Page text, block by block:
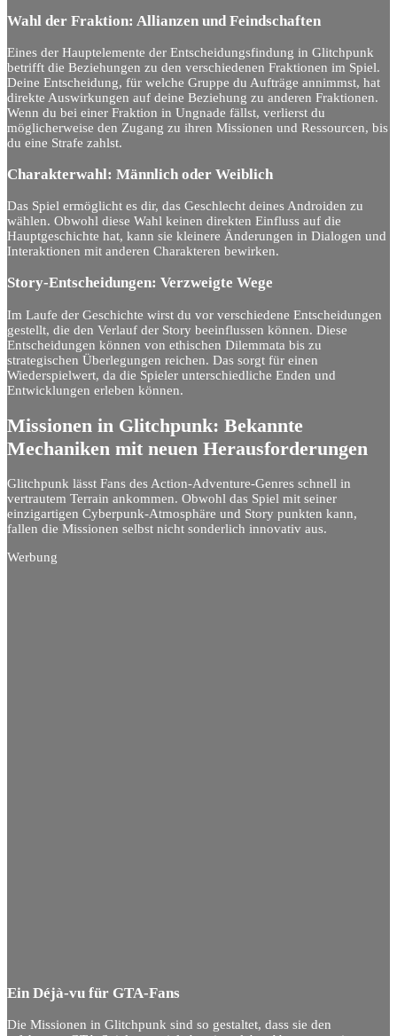
Wahl der Fraktion: Allianzen und Feindschaften
Eines der Hauptelemente der Entscheidungsfindung in Glitchpunk
betrifft die Beziehungen zu den verschiedenen Fraktionen im Spiel.
Deine Entscheidung, für welche Gruppe du Aufträge annimmst, hat
direkte Auswirkungen auf deine Beziehung zu anderen Fraktionen.
Wenn du bei einer Fraktion in Ungnade fällst, verlierst du
möglicherweise den Zugang zu ihren Missionen und Ressourcen, bis
du eine Strafe zahlst.
Charakterwahl: Männlich oder Weiblich
Das Spiel ermöglicht es dir, das Geschlecht deines Androiden zu
wählen. Obwohl diese Wahl keinen direkten Einfluss auf die
Hauptgeschichte hat, kann sie kleinere Änderungen in Dialogen und
Interaktionen mit anderen Charakteren bewirken.
Story-Entscheidungen: Verzweigte Wege
Im Laufe der Geschichte wirst du vor verschiedene Entscheidungen
gestellt, die den Verlauf der Story beeinflussen können. Diese
Entscheidungen können von ethischen Dilemmata bis zu
strategischen Überlegungen reichen. Das sorgt für einen
Wiederspielwert, da die Spieler unterschiedliche Enden und
Entwicklungen erleben können.
Missionen in Glitchpunk: Bekannte
Mechaniken mit neuen Herausforderungen
Glitchpunk lässt Fans des Action-Adventure-Genres schnell in
vertrautem Terrain ankommen. Obwohl das Spiel mit seiner
einzigartigen Cyberpunk-Atmosphäre und Story punkten kann,
fallen die Missionen selbst nicht sonderlich innovativ aus.
Werbung
Ein Déjà-vu für GTA-Fans
Die Missionen in Glitchpunk sind so gestaltet, dass sie den